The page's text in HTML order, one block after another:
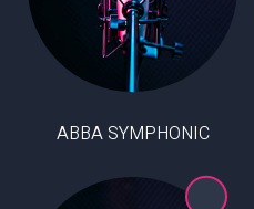
ABBA SYMPHONIC